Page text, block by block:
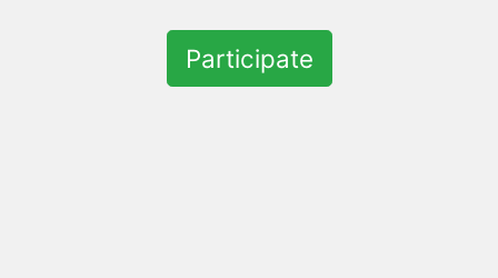
Participate